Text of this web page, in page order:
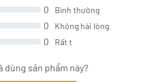
0 Bình thường
0 Không hài lòng
0 Rất t
dùng sản phẩm này?